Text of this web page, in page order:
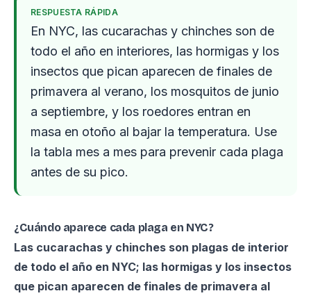
RESPUESTA RÁPIDA
En NYC, las cucarachas y chinches son de
todo el año en interiores, las hormigas y los
insectos que pican aparecen de finales de
primavera al verano, los mosquitos de junio
a septiembre, y los roedores entran en
masa en otoño al bajar la temperatura. Use
la tabla mes a mes para prevenir cada plaga
antes de su pico.
¿Cuándo aparece cada plaga en NYC?
Las cucarachas y chinches son plagas de interior
de todo el año en NYC; las hormigas y los insectos
que pican aparecen de finales de primavera al